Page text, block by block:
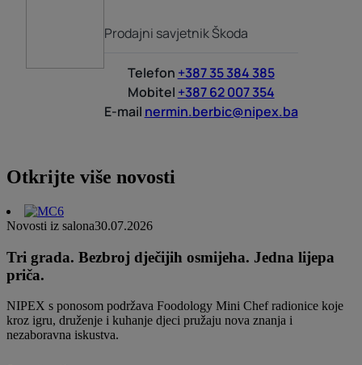
Prodajni savjetnik Škoda
Telefon +387 35 384 385
Mobitel +387 62 007 354
E-mail nermin.berbic@nipex.ba
Otkrijte više novosti
Novosti iz salona30.07.2026
Tri grada. Bezbroj dječijih osmijeha. Jedna lijepa
priča.
NIPEX s ponosom podržava Foodology Mini Chef radionice koje
kroz igru, druženje i kuhanje djeci pružaju nova znanja i
nezaboravna iskustva.